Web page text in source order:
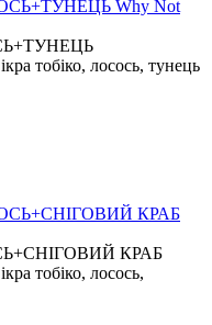
тобіко, лосось, тунець
КРАБ
тобіко, лосось,